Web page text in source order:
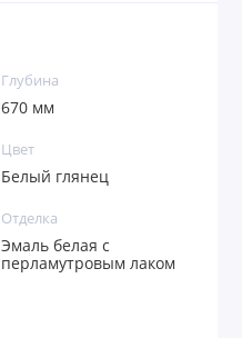
Глубина
670 мм
Цвет
Белый глянец
Отделка
Эмаль белая с
перламутровым лаком